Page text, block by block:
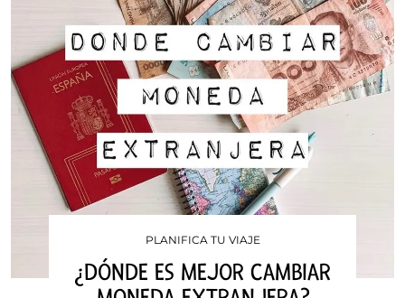
PLANIFICA TU VIAJE
¿DÓNDE ES MEJOR CAMBIAR